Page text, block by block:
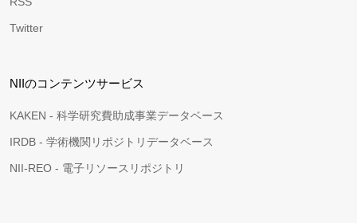
Twitter
NIIのコンテンツサービス
KAKEN - 科学研究費助成事業データベース
IRDB - 学術機関リポジトリデータベース
NII-REO - 電子リソースリポジトリ